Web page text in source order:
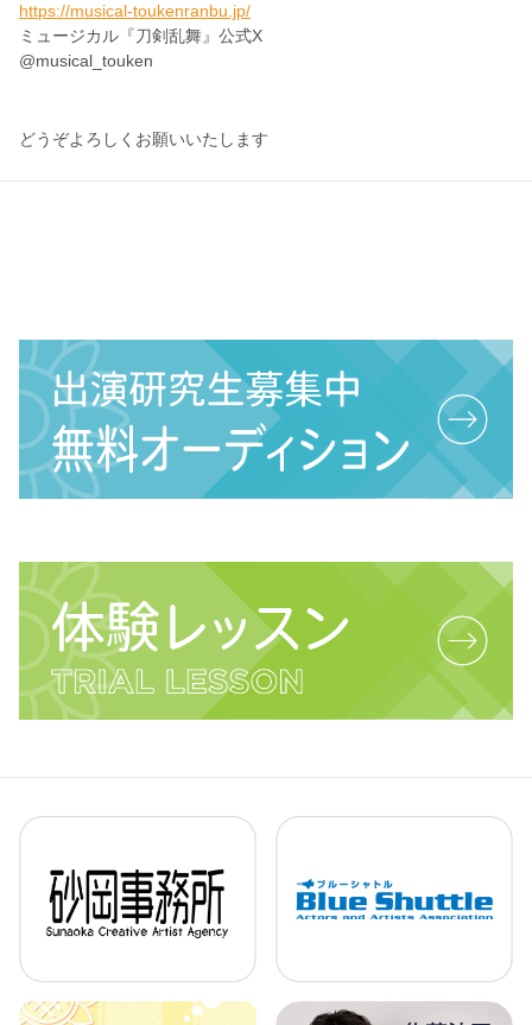
https://musical-toukenranbu.jp/
ミュージカル『刀剣乱舞』公式X
@musical_touken
どうぞよろしくお願いいたします